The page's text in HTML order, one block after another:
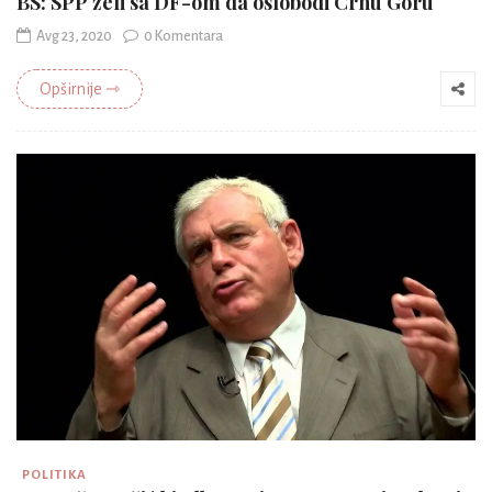
Avg 23, 2020 0 Komentara
Opširnije ⇾
POLITIKA